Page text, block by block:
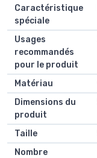
Caractéristique
spéciale
Usages
recommandés
pour le produit
Matériau
Dimensions du
produit
Taille
Nombre